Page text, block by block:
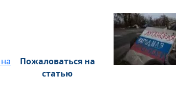
Пожаловаться на
статью